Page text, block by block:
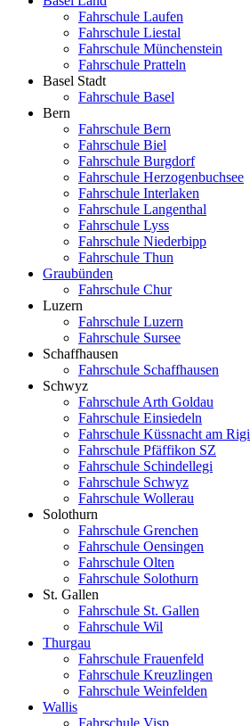
Fahrschule Laufen
Fahrschule Liestal
Fahrschule Münchenstein
Fahrschule Pratteln
Basel Stadt
Fahrschule Basel
Bern
Fahrschule Bern
Fahrschule Biel
Fahrschule Burgdorf
Fahrschule Herzogenbuchsee
Fahrschule Interlaken
Fahrschule Langenthal
Fahrschule Lyss
Fahrschule Niederbipp
Fahrschule Thun
Graubünden
Fahrschule Chur
Luzern
Fahrschule Luzern
Fahrschule Sursee
Schaffhausen
Fahrschule Schaffhausen
Schwyz
Fahrschule Arth Goldau
Fahrschule Einsiedeln
Fahrschule Küssnacht am Rigi
Fahrschule Pfäffikon SZ
Fahrschule Schindellegi
Fahrschule Schwyz
Fahrschule Wollerau
Solothurn
Fahrschule Grenchen
Fahrschule Oensingen
Fahrschule Olten
Fahrschule Solothurn
St. Gallen
Fahrschule St. Gallen
Fahrschule Wil
Thurgau
Fahrschule Frauenfeld
Fahrschule Kreuzlingen
Fahrschule Weinfelden
Wallis
Fahrschule Visp